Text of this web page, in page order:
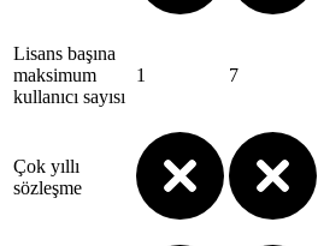
Lisans başına
maksimum
kullanıcı sayısı
1 7
Çok yıllı
sözleşme